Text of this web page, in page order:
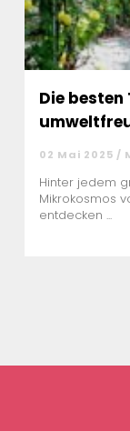
Die
02 Mai 2025
Hinter jedem
Mikrokosmos
entdecken ...